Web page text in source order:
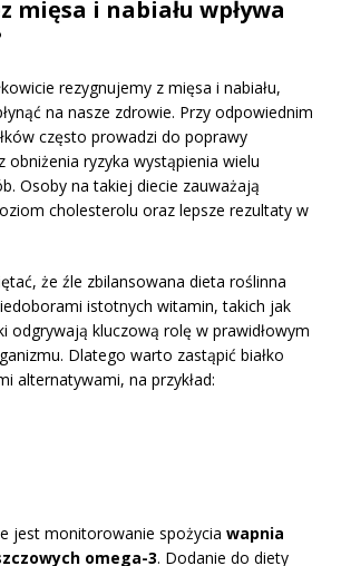
mięsa i nabiału wpływa
rezygnujemy z mięsa i nabiału,
na nasze zdrowie. Przy odpowiednim
często prowadzi do poprawy
obniżenia ryzyka wystąpienia wielu
Osoby na takiej diecie zauważają
cholesterolu oraz lepsze rezultaty w
że źle zbilansowana dieta roślinna
istotnych witamin, takich jak
odgrywają kluczową rolę w prawidłowym
Dlatego warto zastąpić białko
alternatywami, na przykład:
jest monitorowanie spożycia wapnia
omega-3. Dodanie do diety